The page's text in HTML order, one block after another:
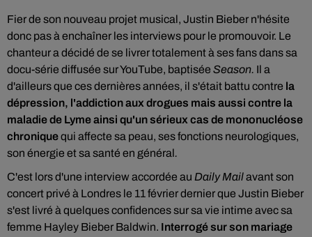
Fier de son nouveau projet musical, Justin Bieber n'hésite
donc pas à enchaîner les interviews pour le promouvoir. Le
chanteura décidé de se livrer totalement à ses fans dans sa
docu-série diffusée sur YouTube, baptisée Season. Il a
d'ailleurs que ces dernières années, il s'était battu contre la
dépression, l'addiction aux drogues mais aussi contre la
maladie de Lyme ainsi qu'un sérieux cas de mononucléose
chroniquequi affecte sa peau, ses fonctions neurologiques,
son énergie et sa santé en général.
C'est lors d'une interview accordée au Daily Mailavant son
concert privé à Londres le 11 février dernier que Justin Bieber
s'est livré à quelques confidences sur sa vie intime avec sa
femme Hayley Bieber Baldwin. Interrogé sur son mariage